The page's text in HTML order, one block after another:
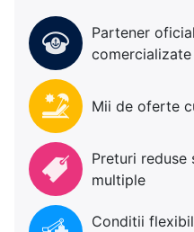
Partener
comercializate
Mii de oferte
Preturi
multiple
Conditii